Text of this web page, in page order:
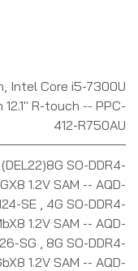
Intel Core i5-7300U
R-touch -- PPC-
412-R750AU
(DEL22)8G SO-DDR4-
1.2V SAM -- AQD-
SE
4G SO-DDR4-
1.2V SAM -- AQD-
SG
8G SO-DDR4-
1.2V SAM -- AQD-